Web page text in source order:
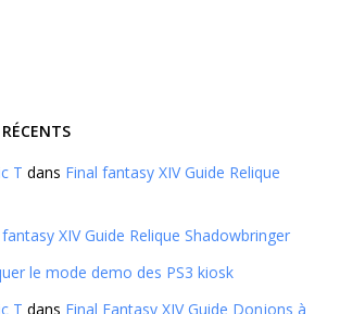
T dans Final fantasy XIV Guide Relique
XIV Guide Relique Shadowbringer
le mode demo des PS3 kiosk
T dans Final Fantasy XIV Guide Donjons à